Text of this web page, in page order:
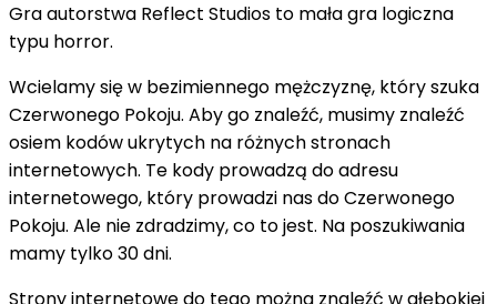
Gra autorstwa Reflect Studios to mała gra logiczna
typu horror.
Wcielamy się w bezimiennego mężczyznę, który szuka
Czerwonego Pokoju. Aby go znaleźć, musimy znaleźć
osiem kodów ukrytych na różnych stronach
internetowych. Te kody prowadzą do adresu
internetowego, który prowadzi nas do Czerwonego
Pokoju. Ale nie zdradzimy, co to jest. Na poszukiwania
mamy tylko 30 dni.
Strony internetowe do tego można znaleźć w głębokiej